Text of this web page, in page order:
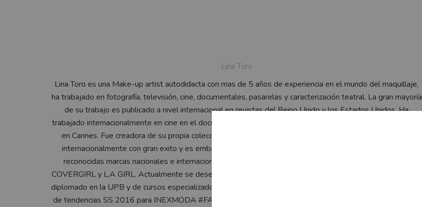
Lina Toro
Lina Toro es una Make-up artist autodidacta con mas de 5 años de experiencia en el mundo del maquillaje,
ha trabajado en fotografía, televisión, cine, documentales, pasarelas y caracterización teatral. La gran mayoría
de su trabajo es publicado a nivel internacional en revistas del Reino Unido y los Estados Unidos. Ha
trabajado internacionalmente en cine en el documental ESPN “Los Dos Escobar” la cual fue selección oficial
en Cannes. Fue creadora de su propia colección de maquillaje para SweetPea y Fay la cual fue vendida
internacionalmente con gran exito y es embajadora de marca y asesora de branding para cosmética de
reconocidas marcas nacionales e internacionales como PAI PAI, MAYBELLINE, SWEETEA AND FAY,
COVERGIRL y L.A GIRL. Actualmente se desempeña como beauty writer en Fashion Radicals y docente de
diplomado en la UPB y de cursos especializados para Makeup Academy y estuvo a cargo de la presentación
de tendencias SS 2016 para INEXMODA #FASHIONBREAK llevada a cabo en el mes de marzo del 2016